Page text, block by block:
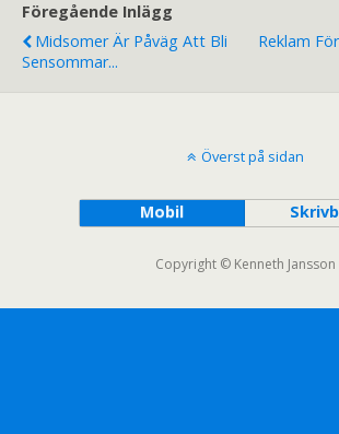
Föregående Inlägg
Midsomer Är Påväg Att Bli
Sensommar...
Reklam
Överst på sidan
Mobil
Copyright © Kenneth Jansson